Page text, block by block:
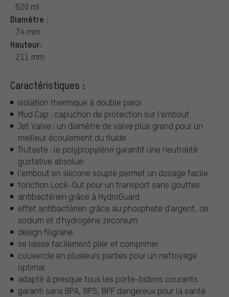
620 ml
Diamètre :
74 mm
Hauteur:
211 mm
Caractéristiques :
isolation thermique à double paroi
Mud Cap : capuchon de protection sur l'embout
Jet Valve : un diamètre de valve plus grand pour un
meilleur écoulement du fluide
Trutaste : le polypropylène garantit une neutralité
gustative absolue
l'embout en silicone souple permet un dosage facile
fonction Lock-Out pour un transport sans gouttes
antibactérien grâce à HydroGuard
effet antibactérien grâce au phosphate d'argent, de
sodium et d'hydrogène zirconium
design filigrane
se laisse facilement plier et comprimer
couvercle en plusieurs parties pour un nettoyage
optimal
adapté à presque tous les porte-bidons courants
garanti sans BPA, BPS, BPF dangereux pour la santé